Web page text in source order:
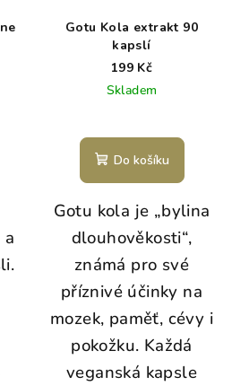
Gotu Kola extrakt 90
kapslí
199 Kč
Skladem
Do košíku
Gotu kola je „bylina
dlouhověkosti“,
známá pro své
příznivé účinky na
mozek, paměť, cévy i
pokožku. Každá
veganská kapsle